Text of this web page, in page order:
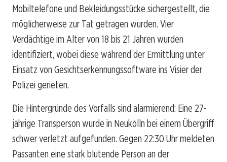
Mobiltelefone und Bekleidungsstücke sichergestellt, die
möglicherweise zur Tat getragen wurden. Vier
Verdächtige im Alter von 18 bis 21 Jahren wurden
identifiziert, wobei diese während der Ermittlung unter
Einsatz von Gesichtserkennungssoftware ins Visier der
Polizei gerieten.
Die Hintergründe des Vorfalls sind alarmierend: Eine 27-
jährige Transperson wurde in Neukölln bei einem Übergriff
schwer verletzt aufgefunden. Gegen 22:30 Uhr meldeten
Passanten eine stark blutende Person an der